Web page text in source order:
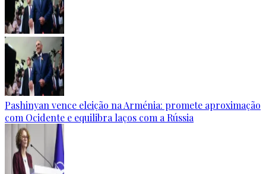
Pashinyan vence eleição na Arménia: promete aproximação
com Ocidente e equilibra laços com a Rússia